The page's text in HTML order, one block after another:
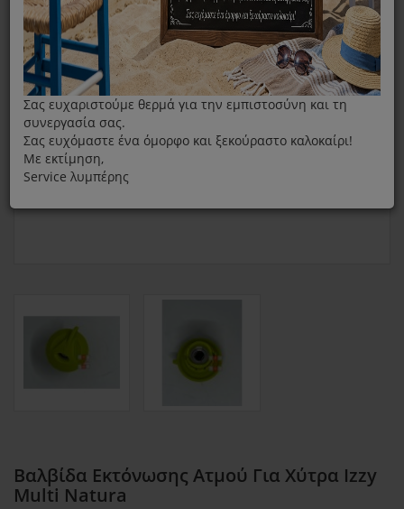
Βαλβίδα Εκτόνωσης Ατμού Για Χύτρα Izzy
Multi Natura
Σας ευχαριστούμε θερμά για την εμπιστοσύνη και τη
συνεργασία σας.
Σας ευχόμαστε ένα όμορφο και ξεκούραστο καλοκαίρι!
Με εκτίμηση,
Service λυμπέρης